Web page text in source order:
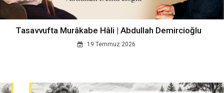
Tasavvufta Murâkabe Hâli | Abdullah Demircioğlu
19 Temmuz 2026